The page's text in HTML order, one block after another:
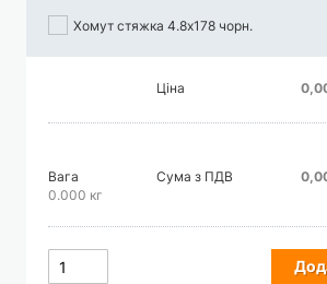
Хомут стяжка 4.8х178 чорн.
Ціна
Вага
0.000 кг
Сума з ПДВ